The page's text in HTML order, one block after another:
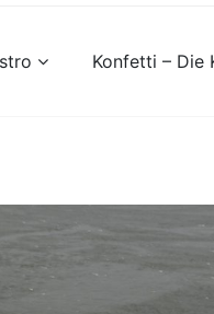
Konfetti – Die